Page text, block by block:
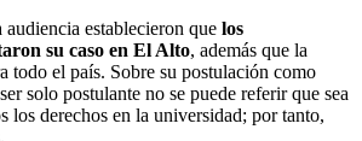
establecieron que los
su caso en El Alto, además que la
todo el país. Sobre su postulación como
solo postulante no se puede referir que sea
los derechos en la universidad; por tanto,